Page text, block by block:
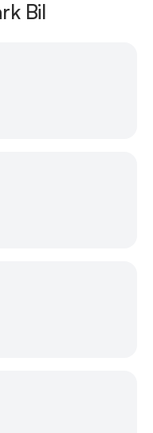
gamla bil i inbyte.
Bil